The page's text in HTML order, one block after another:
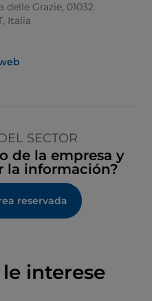
delle Grazie, 01032
Italia
SECTOR
de la empresa y
la información?
reservada
interese